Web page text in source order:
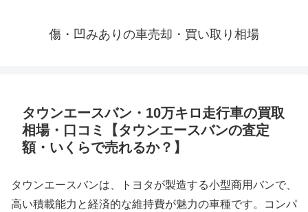
傷・凹みありの車売却・買い取り相場
タウンエースバン・10万キロ走行車の買取
相場・口コミ【タウンエースバンの査定
額・いくらで売れるか？】
タウンエースバンは、トヨタが製造する小型商用バンで、
高い積載能力と経済的な維持費が魅力の車種です。コンパ